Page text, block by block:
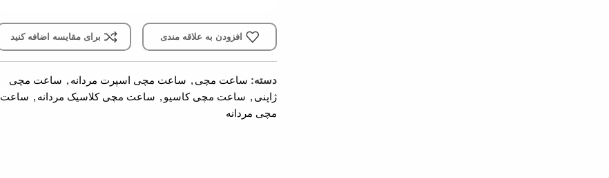
افزودن به علاقه مندی برای مقایسه اضافه کنید
دسته: ساعت مچی , ساعت مچی اسپرت مردانه , ساعت مچی
ژاپنی , ساعت مچی کاسیو , ساعت مچی کلاسیک مردانه , ساعت
مچی مردانه